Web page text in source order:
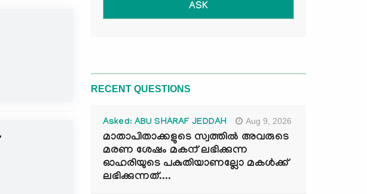
ASK
RECENT QUESTIONS
Asked: ABU SHARAF JEDDAH Aug 9, 2026
മാതാപിതാക്കളുടെ സ്വത്തിൽ അവരുടെ
മരണ ശേഷം മകന് ലഭിക്കുന്ന
ഓഹരിയുടെ പകുതിയാണല്ലോ മകൾക്ക്
ലഭിക്കുന്നത്....